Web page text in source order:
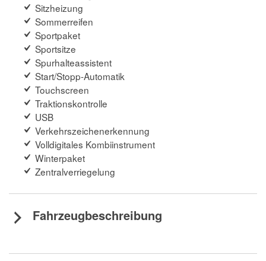
Sitzheizung
Sommerreifen
Sportpaket
Sportsitze
Spurhalteassistent
Start/Stopp-Automatik
Touchscreen
Traktionskontrolle
USB
Verkehrszeichenerkennung
Volldigitales Kombiinstrument
Winterpaket
Zentralverriegelung
Fahrzeugbeschreibung